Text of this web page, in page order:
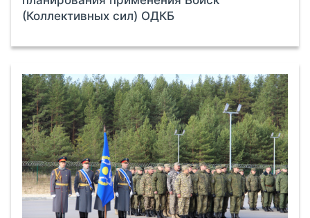
(Коллективных сил) ОДКБ